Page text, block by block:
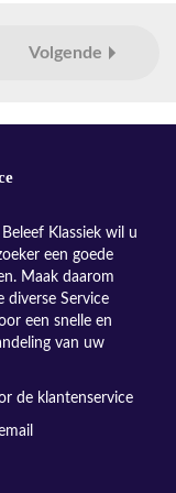
Volgende
Klassiek wil u
een goede
Maak daarom
diverse Service
een snelle en
van uw
de klantenservice